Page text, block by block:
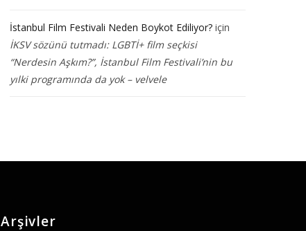
İstanbul Film Festivali Neden Boykot Ediliyor? için
İKSV sözünü tutmadı: LGBTİ+ film seçkisi
“Nerdesin Aşkım?”, İstanbul Film Festivali’nin bu
yılki programında da yok – velvele
Arşivler